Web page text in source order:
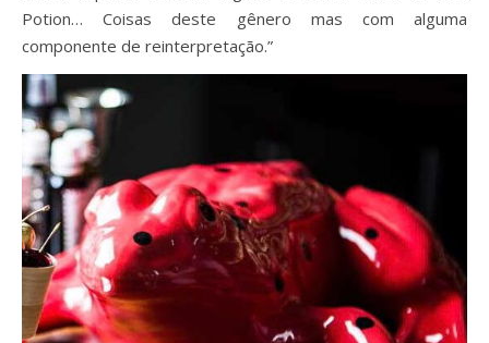
Potion… Coisas deste gênero mas com alguma
componente de reinterpretação.”